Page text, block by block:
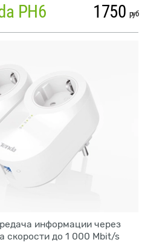
PH6 1750 руб
информации через
скорости до 1 000 Mbit/s